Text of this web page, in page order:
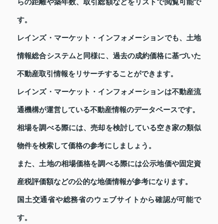
らの距離や築年数、取引総額などをリストで閲覧可能で
す。
レインズ・マーケット・インフォメーションでも、土地
情報総合システムと同様に、過去の成約価格に基づいた
不動産取引情報をリサーチすることができます。
レインズ・マーケット・インフォメーションは不動産流
通機構が運営している不動産情報のデータベースです。
相場を調べる際には、売却を検討している空き家の類似
物件を検索して価格の参考にしましょう。
また、土地の相場価格を調べる際には公示地価や固定資
産税評価額などの公的な地価情報が参考になります。
国土交通省や総務省のウェブサイトから確認が可能で
す。